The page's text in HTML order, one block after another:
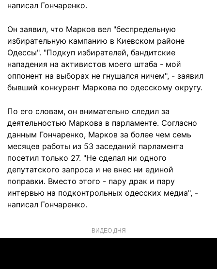
написал Гончаренко.
Он заявил, что Марков вел "беспредельную
избирательную кампанию в Киевском районе
Одессы". "Подкуп избирателей, бандитские
нападения на активистов моего штаба - мой
оппонент на выборах не гнушался ничем", - заявил
бывший конкурент Маркова по одесскому округу.
По его словам, он внимательно следил за
деятельностью Маркова в парламенте. Согласно
данным Гончаренко, Марков за более чем семь
месяцев работы из 53 заседаний парламента
посетил только 27. "Не сделал ни одного
депутатского запроса и не внес ни единой
поправки. Вместо этого - пару драк и пару
интервью на подконтрольных одесских медиа", -
написал Гончаренко.
ВИДЕО ДНЯ